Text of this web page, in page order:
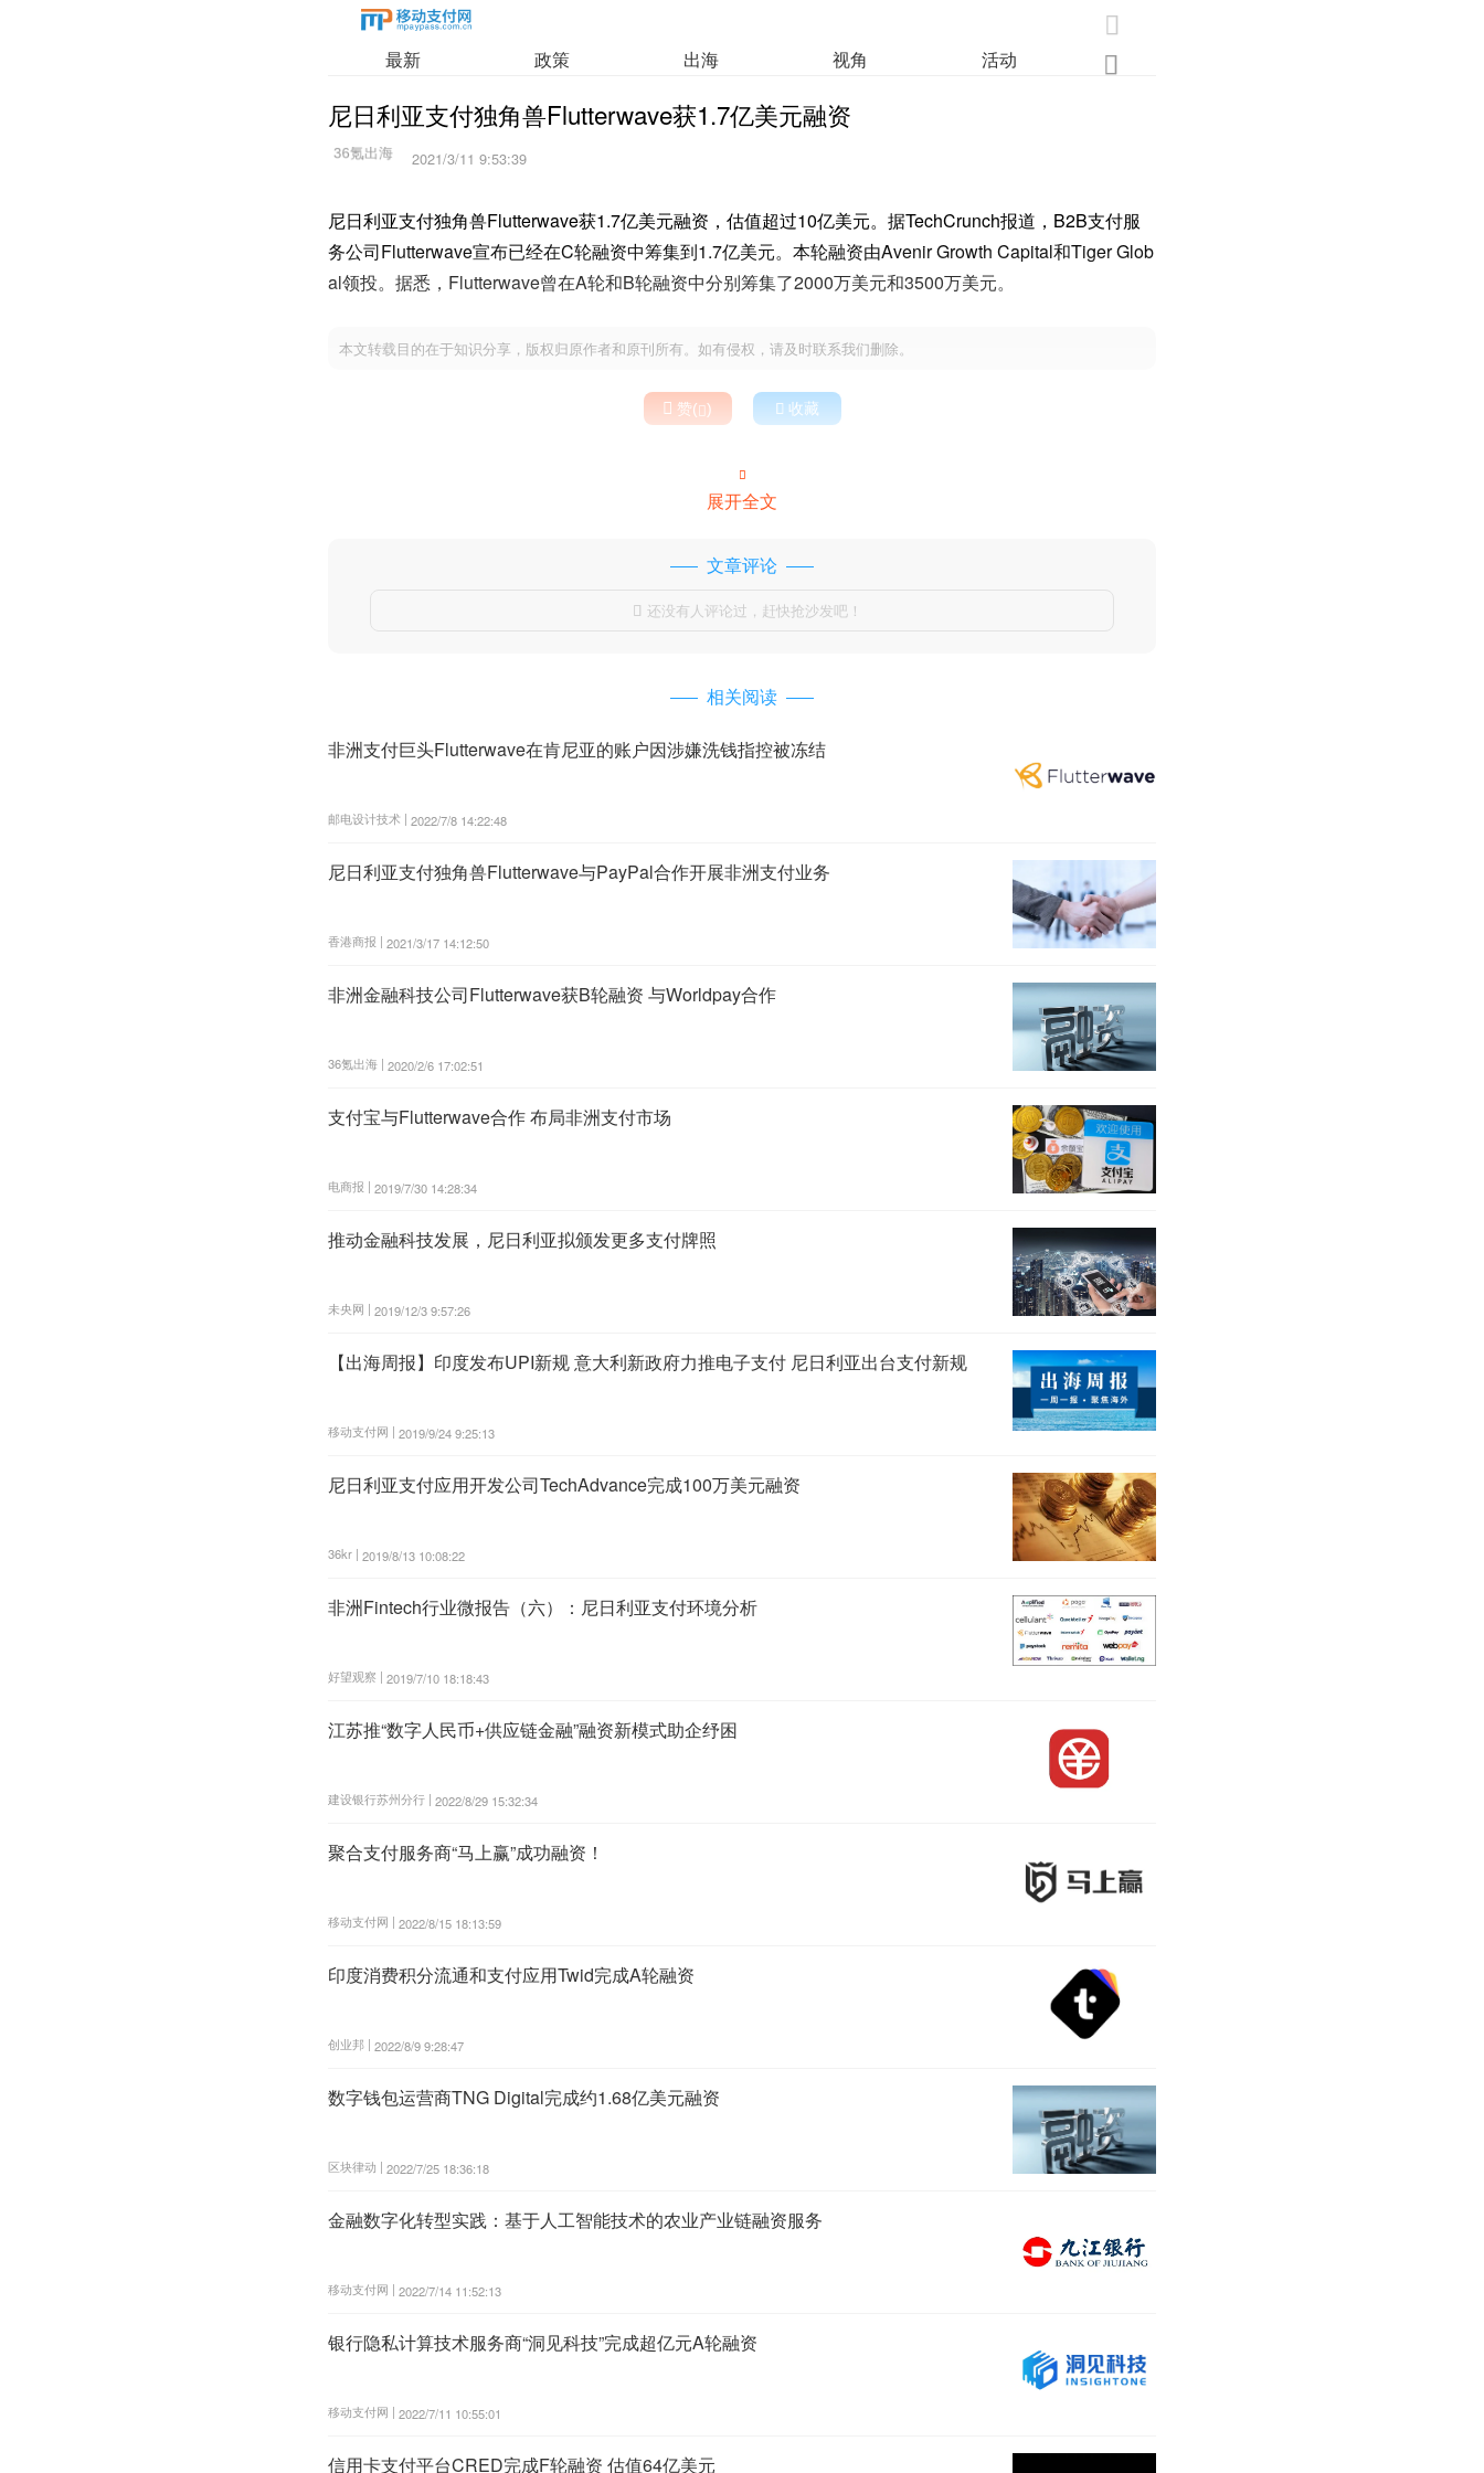

最新 政策 出海 视角 活动 
尼日利亚支付独角兽Flutterwave获1.7亿美元融资
2021/3/11 9:53:39
尼日利亚支付独角兽Flutterwave获1.7亿美元融资，估值超过10亿美元。据TechCrunch报道，B2B支付服
务公司Flutterwave宣布已经在C轮融资中筹集到1.7亿美元。本轮融资由Avenir Growth Capital和Tiger Glob
al领投。据悉，Flutterwave曾在A轮和B轮融资中分别筹集了2000万美元和3500万美元。
本文转载目的在于知识分享，版权归原作者和原刊所有。如有侵权，请及时联系我们删除。
 赞()  收藏

展开全文
文章评论
 还没有人评论过，赶快抢沙发吧！
相关阅读
非洲支付巨头Flutterwave在肯尼亚的账户因涉嫌洗钱指控被冻结
邮电设计技术 | 2022/7/8 14:22:48
尼日利亚支付独角兽Flutterwave与PayPal合作开展非洲支付业务
香港商报 | 2021/3/17 14:12:50
非洲金融科技公司Flutterwave获B轮融资 与Worldpay合作
36氪出海 | 2020/2/6 17:02:51
支付宝与Flutterwave合作 布局非洲支付市场
电商报 | 2019/7/30 14:28:34
推动金融科技发展，尼日利亚拟颁发更多支付牌照
未央网 | 2019/12/3 9:57:26
【出海周报】印度发布UPI新规 意大利新政府力推电子支付 尼日利亚出台支付新规
移动支付网 | 2019/9/24 9:25:13
尼日利亚支付应用开发公司TechAdvance完成100万美元融资
36kr | 2019/8/13 10:08:22
非洲Fintech行业微报告（六）：尼日利亚支付环境分析
好望观察 | 2019/7/10 18:18:43
江苏推“数字人民币+供应链金融”融资新模式助企纾困
建设银行苏州分行 | 2022/8/29 15:32:34
聚合支付服务商“马上赢”成功融资！
移动支付网 | 2022/8/15 18:13:59
印度消费积分流通和支付应用Twid完成A轮融资
创业邦 | 2022/8/9 9:28:47
数字钱包运营商TNG Digital完成约1.68亿美元融资
区块律动 | 2022/7/25 18:36:18
金融数字化转型实践：基于人工智能技术的农业产业链融资服务
移动支付网 | 2022/7/14 11:52:13
银行隐私计算技术服务商“洞见科技”完成超亿元A轮融资
移动支付网 | 2022/7/11 10:55:01
信用卡支付平台CRED完成F轮融资 估值64亿美元